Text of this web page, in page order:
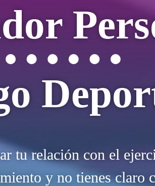
tu relación con el
y no tienes claro